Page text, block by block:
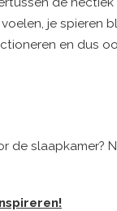
je spieren
en dus
de slaapkamer?